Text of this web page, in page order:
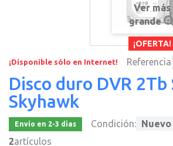
¡OFERTA!
Ver más
grande
¡Disponible sólo en Internet! Referencia
Disco duro DVR 2Tb
Skyhawk
Envío en 2-3 días Condición:
2artículos